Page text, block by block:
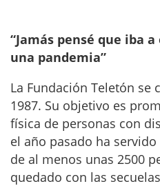
“Jamás pensé que iba
una pandemia”
La Fundación Teletón se
1987. Su objetivo es
física de personas con
el año pasado ha
de al menos unas 2500
quedado con las